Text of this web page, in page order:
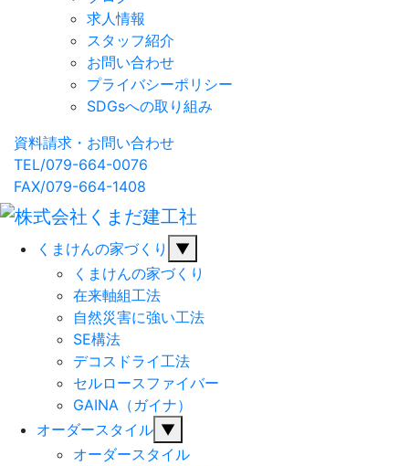
求人情報
スタッフ紹介
お問い合わせ
プライバシーポリシー
SDGsへの取り組み
資料請求・お問い合わせ
TEL/079-664-0076
FAX/079-664-1408
くまけんの家づくり
▼
くまけんの家づくり
在来軸組工法
自然災害に強い工法
SE構法
デコスドライ工法
セルロースファイバー
GAINA（ガイナ）
オーダースタイル ▼
オーダースタイル